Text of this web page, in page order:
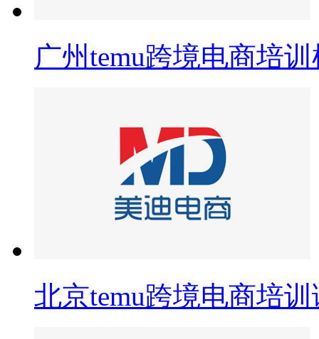
广州temu跨境电商培
北京temu跨境电商培